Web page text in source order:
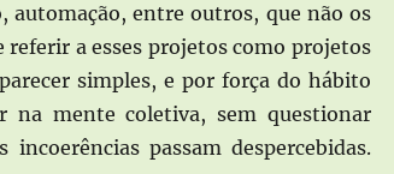
entre outros, que não os
referir a esses projetos como projetos
simples, e por força do hábito
na mente coletiva, sem questionar
passam despercebidas.